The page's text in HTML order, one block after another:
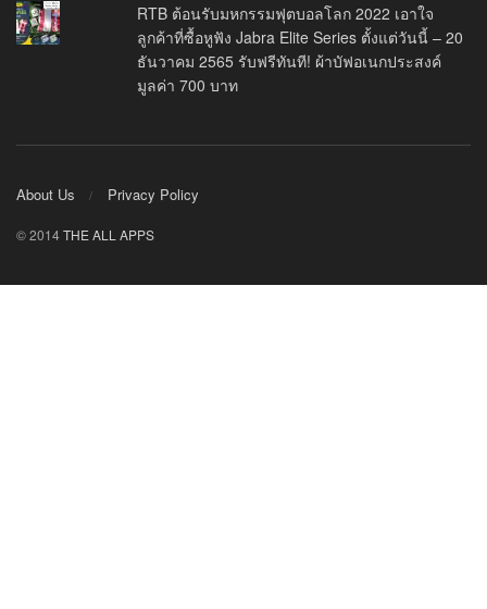
RTB ต้อนรับมหกรรมฟุตบอลโลก 2022 เอาใจ
ลูกค้าที่ซื้อหูฟัง Jabra Elite Series ตั้งแต่วันนี้ – 20
ธันวาคม 2565 รับฟรีทันที! ผ้าบัฟอเนกประสงค์
มูลค่า 700 บาท
About Us Privacy Policy
© 2014THE ALL APPS